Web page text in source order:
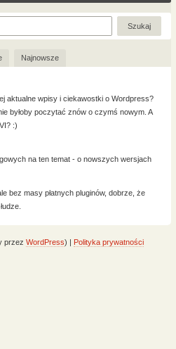
Najnowsze
aktualne wpisy i ciekawostki o Wordpress?
byłoby poczytać znów o czymś nowym. A
:)
na ten temat - o nowszych wersjach
bez masy płatnych pluginów, dobrze, że
przez WordPress) | Polityka prywatności